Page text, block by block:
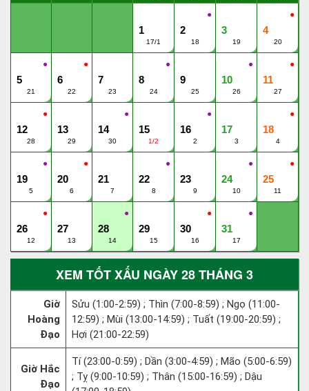
1
17/1
●
2
18
3
19
●
4
20
●
5
21
●
6
22
7
23
●
8
24
9
25
●
10
26
●
11
27
●
12
28
13
29
●
14
30
15
1/2
●
16
2
17
3
●
18
4
●
19
5
●
20
6
21
7
●
22
8
23
9
●
24
10
●
25
11
●
26
12
27
13
●
28
14
29
15
●
30
16
●
31
17
XEM TỐT XẤU NGÀY 28 THÁNG 3
Giờ
Hoàng
Đạo
Sửu (1:00-2:59) ; Thìn (7:00-8:59) ; Ngọ (11:00-
12:59) ; Mùi (13:00-14:59) ; Tuất (19:00-20:59) ;
Hợi (21:00-22:59)
Giờ Hắc
Đạo
Tí (23:00-0:59) ; Dần (3:00-4:59) ; Mão (5:00-6:59)
; Tỵ (9:00-10:59) ; Thân (15:00-16:59) ; Dậu